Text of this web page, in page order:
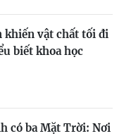
khiến vật chất tối đi
biết khoa học
có ba Mặt Trời: Nơi